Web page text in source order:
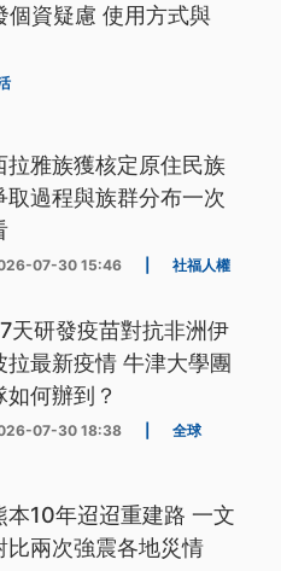
個資疑慮 使用方式與
拉雅族獲核定原住民族
取過程與族群分布一次
07-30 15:46 社福人權
天研發疫苗對抗非洲伊
拉最新疫情 牛津大學團
如何辦到？
07-30 18:38 全球
本10年迢迢重建路 一文
比兩次強震各地災情